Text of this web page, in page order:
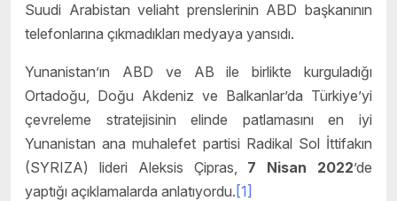
Suudi Arabistan veliaht prenslerinin ABD başkanının
telefonlarına çıkmadıkları medyaya yansıdı.
Yunanistan’ın ABD ve AB ile birlikte kurguladığı
Ortadoğu, Doğu Akdeniz ve Balkanlar’da Türkiye’yi
çevreleme stratejisinin elinde patlamasını en iyi
Yunanistan ana muhalefet partisi Radikal Sol İttifakın
(SYRIZA) lideri Aleksis Çipras, 7 Nisan 2022’de
yaptığı açıklamalarda anlatıyordu. [1]